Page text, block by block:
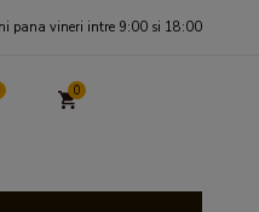
pana vineri intre 9:00 si 18:00
0